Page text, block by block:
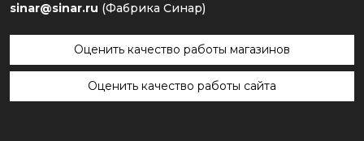
sinar@sinar.ru (Фабрика Синар)
Оценить качество работы магазинов
Оценить качество работы сайта